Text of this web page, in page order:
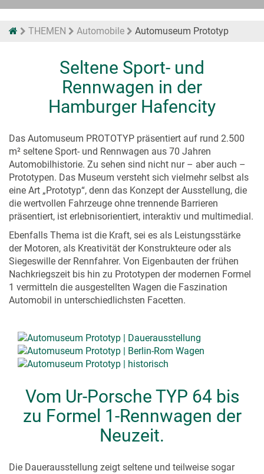
THEMEN Automobile Automuseum Prototyp
Seltene Sport- und
Rennwagen in der
Hamburger Hafencity
Das Automuseum PROTOTYP präsentiert auf rund 2.500
m² seltene Sport- und Rennwagen aus 70 Jahren
Automobilhistorie. Zu sehen sind nicht nur – aber auch –
Prototypen. Das Museum versteht sich vielmehr selbst als
eine Art „Prototyp“, denn das Konzept der Ausstellung, die
die wertvollen Fahrzeuge ohne trennende Barrieren
präsentiert, ist erlebnisorientiert, interaktiv und multimedial.
Ebenfalls Thema ist die Kraft, sei es als Leistungsstärke
der Motoren, als Kreativität der Konstrukteure oder als
Siegeswille der Rennfahrer. Von Eigenbauten der frühen
Nachkriegszeit bis hin zu Prototypen der modernen Formel
1 vermitteln die ausgestellten Wagen die Faszination
Automobil in unterschiedlichsten Facetten.
Vom Ur-Porsche TYP 64 bis
zu Formel 1-Rennwagen der
Neuzeit.
Die Dauerausstellung zeigt seltene und teilweise sogar